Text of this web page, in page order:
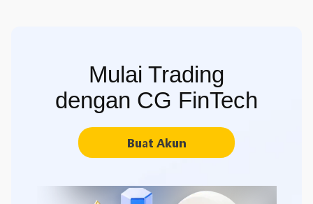
Mulai Trading
dengan CG FinTech
Buat Akun